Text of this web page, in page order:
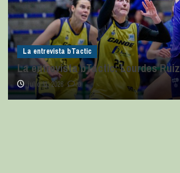
La entrevista bTactic
La entrevista bTactic: Lourdes Ruiz
julio 11, 2026 0